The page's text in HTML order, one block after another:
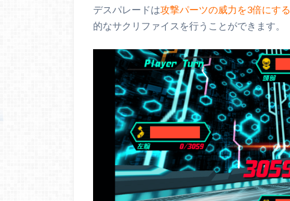
デスパレードは攻撃パーツの威力を3倍にする
的なサクリファイスを行うことができます。